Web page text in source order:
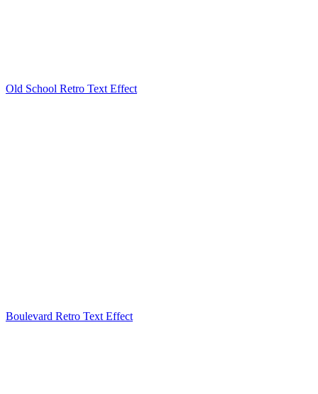
Old School Retro Text Effect
Boulevard Retro Text Effect